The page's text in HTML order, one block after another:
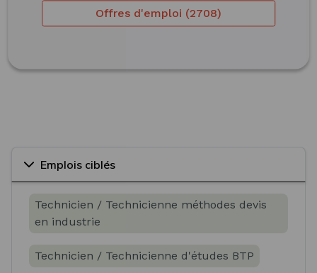
Offres d'emploi (2708)
Emplois ciblés
Technicien / Technicienne méthodes devis
en industrie
Technicien / Technicienne d'études BTP